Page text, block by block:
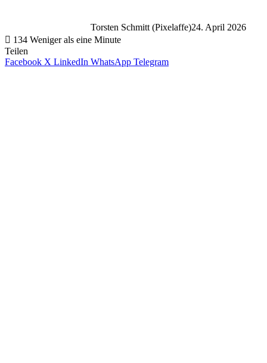
Torsten Schmitt (Pixelaffe)24. April 2026
134 Weniger als eine Minute
Teilen
Facebook X LinkedIn WhatsApp Telegram